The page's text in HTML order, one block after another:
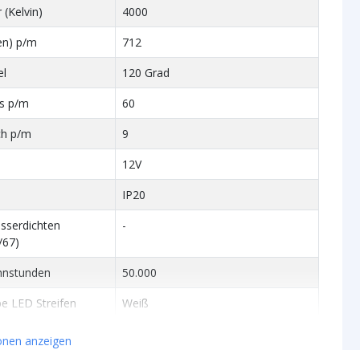
4000
p/m
712
120 Grad
p/m
60
p/m
9
12V
IP20
-
50.000
LED Streifen
Weiß
anzeigen